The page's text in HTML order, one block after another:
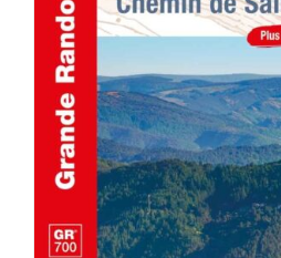
ACHETER LE PRODUIT